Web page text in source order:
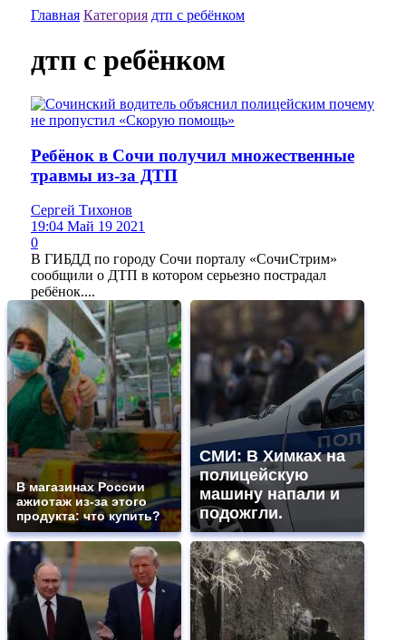
Главная Категория дтп с ребёнком
дтп с ребёнком
Ребёнок в Сочи получил множественные
травмы из-за ДТП
Сергей Тихонов
19:04 Май 19 2021
0
В ГИБДД по городу Сочи порталу «СочиСтрим»
сообщили о ДТП в котором серьезно пострадал
ребёнок....
В магазинах России
ажиотаж из-за этого
продукта: что купить?
СМИ: В Химках на
полицейскую
машину напали и
подожгли.